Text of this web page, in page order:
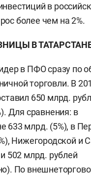
в
более чем на 2%.
В ТАТАРСТАНЕ
в ПФО сразу по
торговли. В
650 млрд.
Для сравнения: в
633 млрд. (5%), в
Нижегородской и
502 млрд. рублей
По